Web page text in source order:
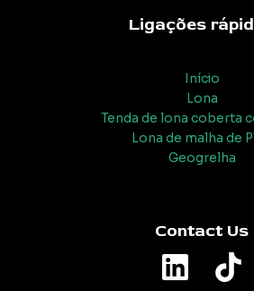
Ligações
Início
Lona
Tenda de lona coberta
Lona de malha de
Geogrelha
Contact Us